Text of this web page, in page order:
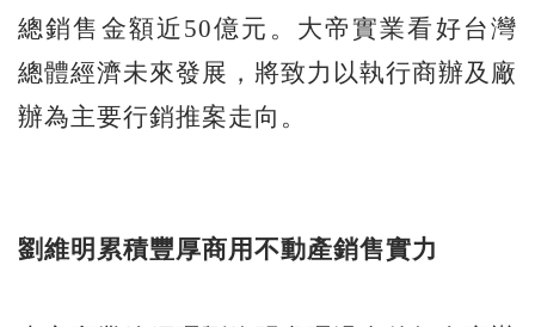
總銷售金額近50億元。大帝實業看好台灣
總體經濟未來發展，將致力以執行商辦及廠
辦為主要行銷推案走向。
劉維明累積豐厚商用不動產銷售實力